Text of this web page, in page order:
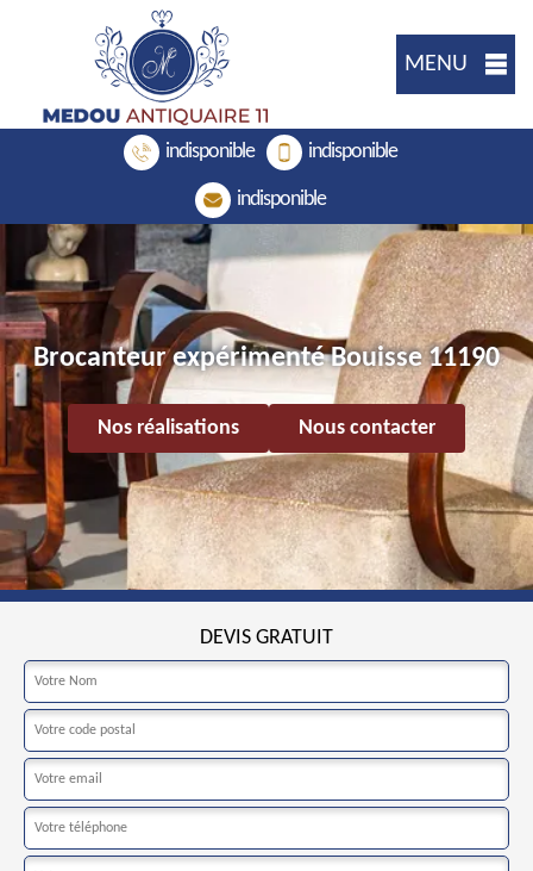
MENU
indisponible indisponible
indisponible
Brocanteur expérimenté Bouisse 11190
Nos réalisations Nous contacter
DEVIS GRATUIT